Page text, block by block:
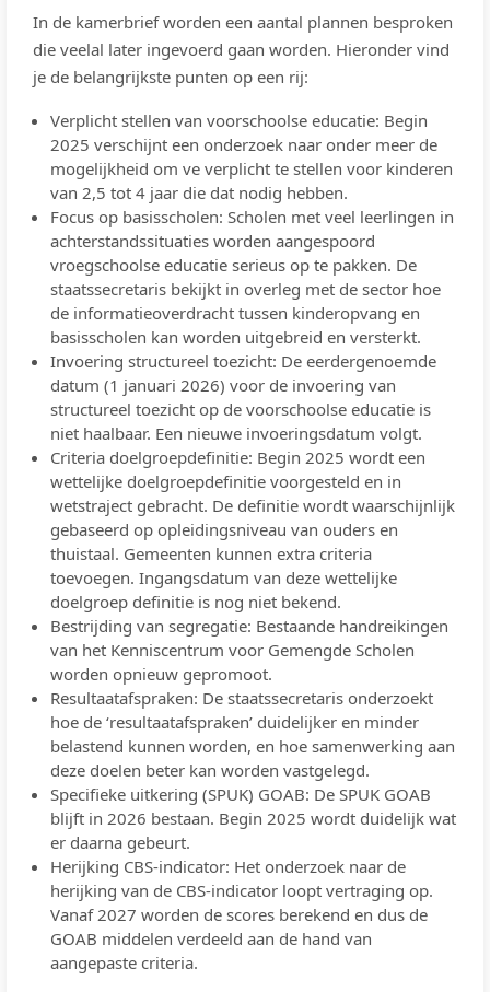
In de kamerbrief worden een aantal plannen besproken
die veelal later ingevoerd gaan worden. Hieronder vind
je de belangrijkste punten op een rij:
Verplicht stellen van voorschoolse educatie: Begin
2025 verschijnt een onderzoek naar onder meer de
mogelijkheid om ve verplicht te stellen voor kinderen
van 2,5 tot 4 jaar die dat nodig hebben.
Focus op basisscholen: Scholen met veel leerlingen in
achterstandssituaties worden aangespoord
vroegschoolse educatie serieus op te pakken. De
staatssecretaris bekijkt in overleg met de sector hoe
de informatieoverdracht tussen kinderopvang en
basisscholen kan worden uitgebreid en versterkt.
Invoering structureel toezicht: De eerdergenoemde
datum (1 januari 2026) voor de invoering van
structureel toezicht op de voorschoolse educatie is
niet haalbaar. Een nieuwe invoeringsdatum volgt.
Criteria doelgroepdefinitie: Begin 2025 wordt een
wettelijke doelgroepdefinitie voorgesteld en in
wetstraject gebracht. De definitie wordt waarschijnlijk
gebaseerd op opleidingsniveau van ouders en
thuistaal. Gemeenten kunnen extra criteria
toevoegen. Ingangsdatum van deze wettelijke
doelgroep definitie is nog niet bekend.
Bestrijding van segregatie: Bestaande handreikingen
van het Kenniscentrum voor Gemengde Scholen
worden opnieuw gepromoot.
Resultaatafspraken: De staatssecretaris onderzoekt
hoe de ‘resultaatafspraken’ duidelijker en minder
belastend kunnen worden, en hoe samenwerking aan
deze doelen beter kan worden vastgelegd.
Specifieke uitkering (SPUK) GOAB: De SPUK GOAB
blijft in 2026 bestaan. Begin 2025 wordt duidelijk wat
er daarna gebeurt.
Herijking CBS-indicator: Het onderzoek naar de
herijking van de CBS-indicator loopt vertraging op.
Vanaf 2027 worden de scores berekend en dus de
GOAB middelen verdeeld aan de hand van
aangepaste criteria.